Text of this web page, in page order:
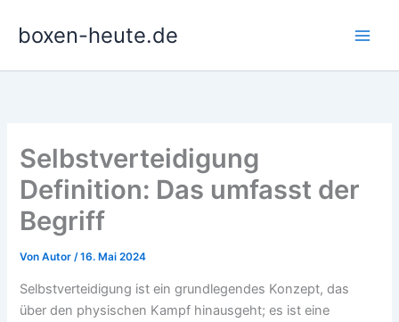
Inhaltboxen-heute.de
Selbstverteidigung
Definition: Das umfasst der
Begriff
VonAutor/16. Mai 2024
Selbstverteidigung ist ein grundlegendes Konzept, das
über den physischen Kampf hinausgeht; es ist eine